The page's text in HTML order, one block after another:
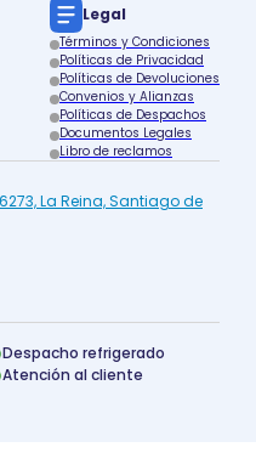
Legal
Términos y Condiciones
Políticas de Privacidad
Políticas de Devoluciones
Convenios y Alianzas
Políticas de Despachos
Documentos Legales
Libro de reclamos
La Reina, Santiago de
Despacho refrigerado
Atención al cliente